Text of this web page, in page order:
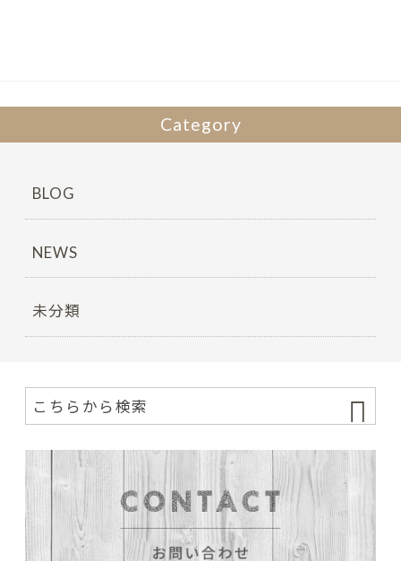
Category
BLOG
NEWS
未分類